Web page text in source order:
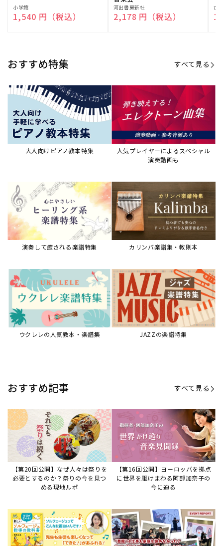
販
売
小学館
通常価格
1,540 円（税込）
販
売
河出書房新社
通常価格
2,178 円（税込）
販
売
ひ
おすすめ特集 すべて見る
大人向けピアノ教本特集
人気プレイヤーによるスペシャル
演奏動画も
演奏して癒される楽譜特集 カリンバ楽譜集・教則本
ウクレレの人気教本・楽譜集 JAZZの楽譜特集
おすすめ記事 すべて見る
【第20回公開】なぜ人々は祭りを
必要とするのか？祭りの今を見つ
める現地ルポ
【第16回公開】ヨーロッパを拠点
に世界を駆けまわる阿部加奈子の
今に迫る